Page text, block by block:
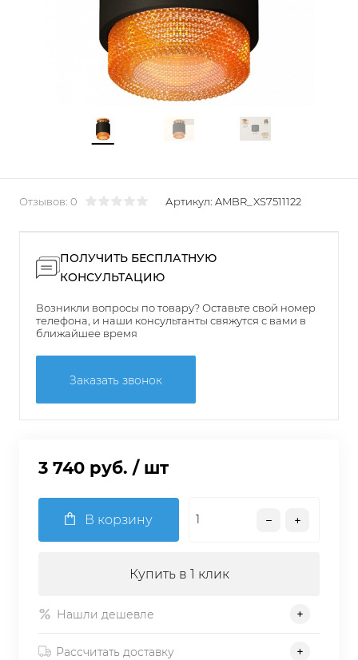
Отзывов: 0 Артикул: AMBR_XS7511122
ПОЛУЧИТЬ БЕСПЛАТНУЮ
КОНСУЛЬТАЦИЮ
Возникли вопросы по товару? Оставьте свой номер
телефона, и наши консультанты свяжутся с вами в
ближайшее время
Заказать звонок
3 740 руб. / шт
В корзину
Купить в 1 клик
Нашли дешевле
Рассчитать доставку